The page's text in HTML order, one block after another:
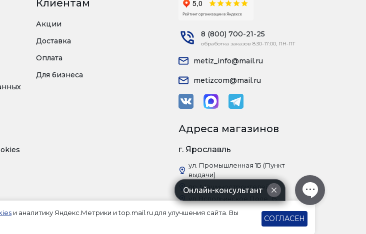
Клиентам
Акции
Доставка
Оплата
Для бизнеса
8 (800) 700-21-25
обработка заказов 8:30-17:00, ПН-ПТ
metiz_info@mail.ru
metizcom@mail.ru
Адреса магазинов
г. Ярославль
ул. Промышленная 1Б (Пункт
выдачи)
пр. Машиностроителей, 7
ул. Вспольинское Поле, 15
Московский проспект, 82а
и аналитику Яндекс.Метрики и top.mail.ru для улучшения сайта. Вы
СОГЛАСЕН
Онлайн-консультант